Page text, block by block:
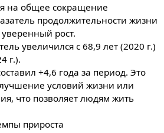
на общее сокращение
продолжительности жизни
рост.
увеличился с 68,9 лет (2020 г.)
г.).
+4,6 года за период. Это
условий жизни или
что позволяет людям жить
прироста